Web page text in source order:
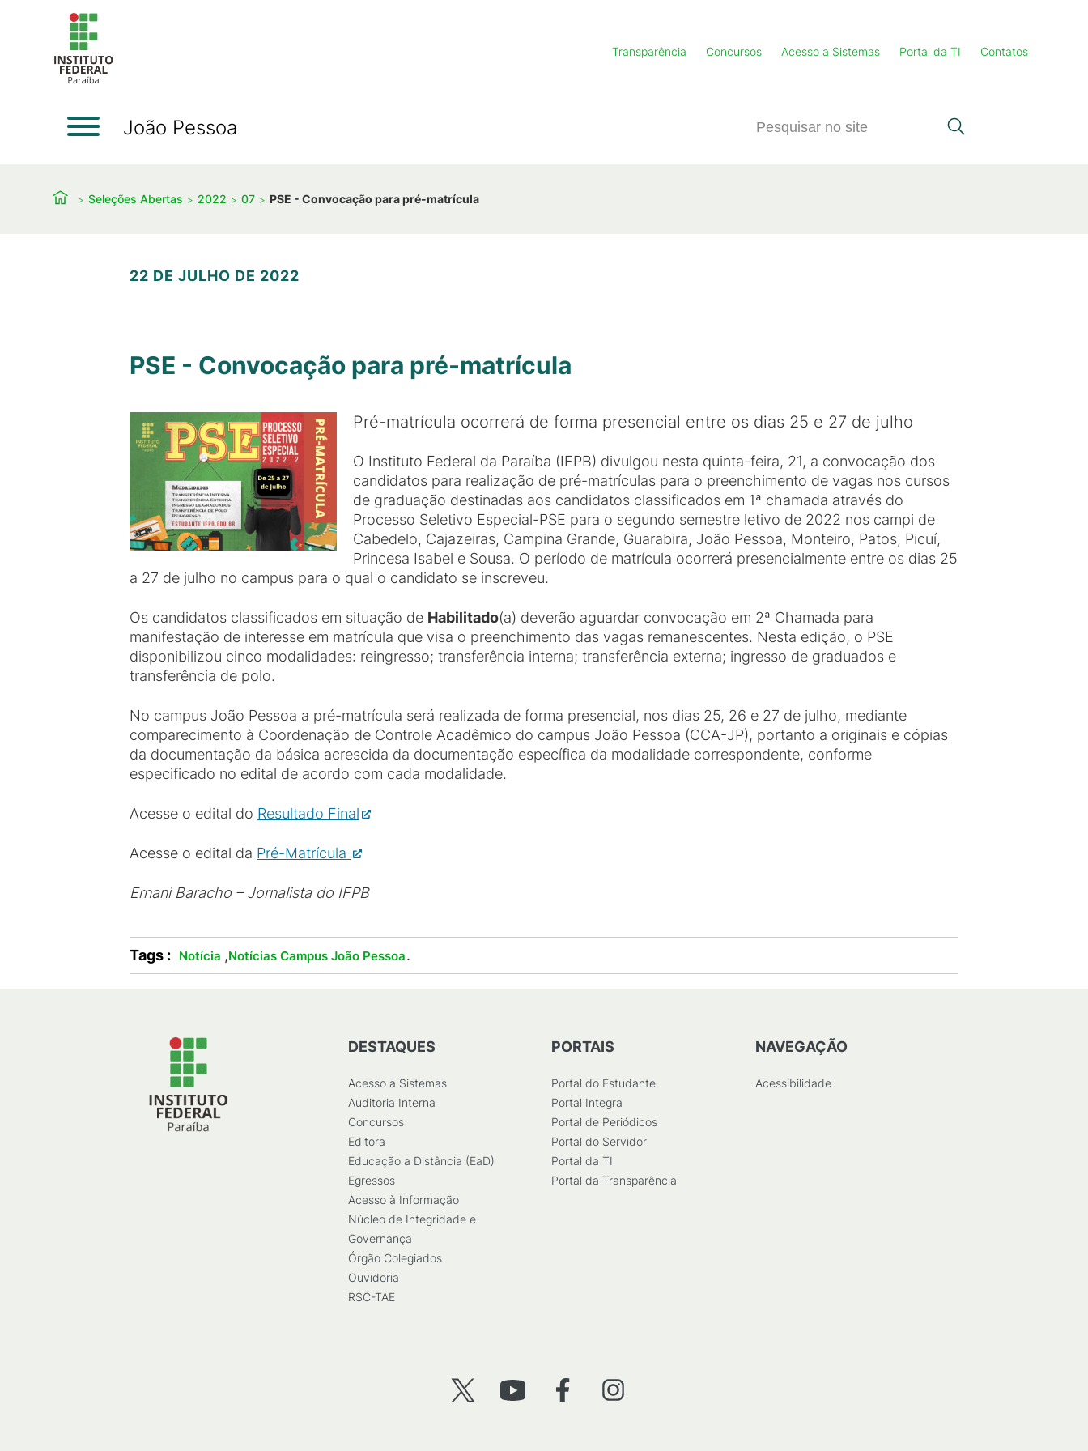
Transparência Concursos Acesso a Sistemas Portal da TI Contatos
João Pessoa
Seleções Abertas 2022 07 PSE - Convocação para pré-matrícula
22 DE JULHO DE 2022
PSE - Convocação para pré-matrícula
Pré-matrícula ocorrerá de forma presencial entre os dias 25 e 27 de julho
O Instituto Federal da Paraíba (IFPB) divulgou nesta quinta-feira, 21, a convocação dos
candidatos para realização de pré-matrículas para o preenchimento de vagas nos cursos
de graduação destinadas aos candidatos classificados em 1ª chamada através do
Processo Seletivo Especial-PSE para o segundo semestre letivo de 2022 nos campi de
Cabedelo, Cajazeiras, Campina Grande, Guarabira, João Pessoa, Monteiro, Patos, Picuí,
Princesa Isabel e Sousa. O período de matrícula ocorrerá presencialmente entre os dias 25
a 27 de julho no campus para o qual o candidato se inscreveu.
Os candidatos classificados em situação de Habilitado(a) deverão aguardar convocação em 2ª Chamada para
manifestação de interesse em matrícula que visa o preenchimento das vagas remanescentes. Nesta edição, o PSE
disponibilizou cinco modalidades: reingresso; transferência interna; transferência externa; ingresso de graduados e
transferência de polo.
No campus João Pessoa a pré-matrícula será realizada de forma presencial, nos dias 25, 26 e 27 de julho, mediante
comparecimento à Coordenação de Controle Acadêmico do campus João Pessoa (CCA-JP), portanto a originais e cópias
da documentação da básica acrescida da documentação específica da modalidade correspondente, conforme
especificado no edital de acordo com cada modalidade.
Acesse o edital do Resultado Final
Acesse o edital da Pré-Matrícula
Ernani Baracho – Jornalista do IFPB
Tags : Notícia ,Notícias Campus João Pessoa.
DESTAQUES
Acesso a Sistemas
Auditoria Interna
Concursos
Editora
Educação a Distância (EaD)
Egressos
Acesso à Informação
Núcleo de Integridade e
Governança
Órgão Colegiados
Ouvidoria
RSC-TAE
PORTAIS
Portal do Estudante
Portal Integra
Portal de Periódicos
Portal do Servidor
Portal da TI
Portal da Transparência
NAVEGAÇÃO
Acessibilidade